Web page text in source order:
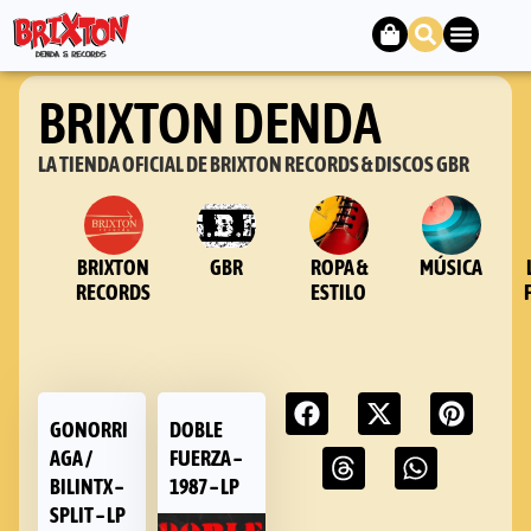
BRIXTON DENDA
LA TIENDA OFICIAL DE BRIXTON RECORDS & DISCOS GBR
BRIXTON
RECORDS
GBR
ROPA &
ESTILO
MÚSICA
GONORRI
AGA /
BILINTX –
SPLIT – LP
DOBLE
FUERZA –
1987 – LP